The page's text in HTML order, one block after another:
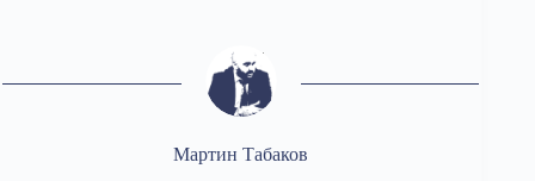
Мартин Табаков